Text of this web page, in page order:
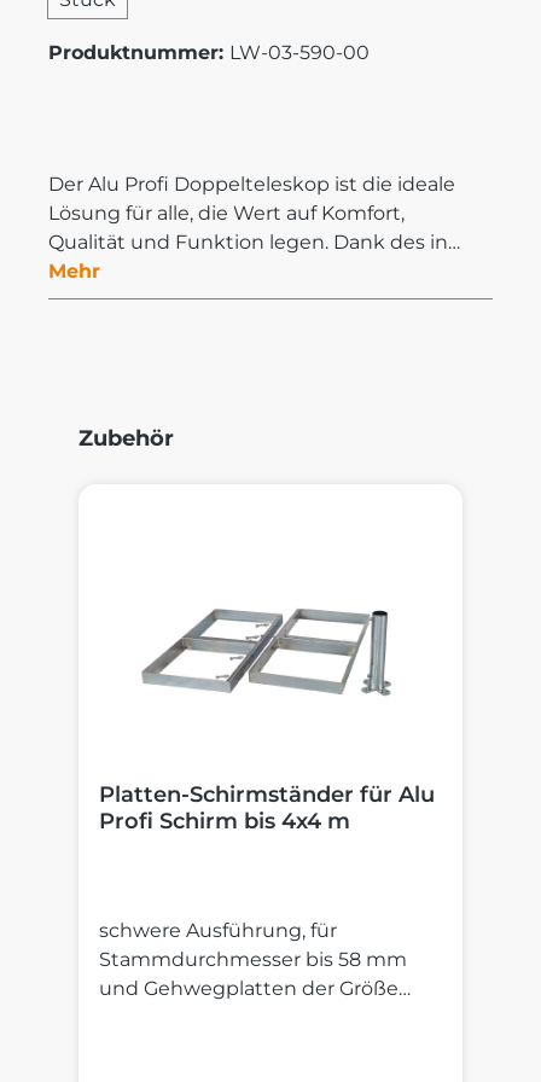
Produktnummer: LW-03-590-00
Der Alu Profi Doppelteleskop ist die ideale
Lösung für alle, die Wert auf Komfort,
Qualität und Funktion legen. Dank des in…
Mehr
Produktgalerie überspringen
Zubehör
Platten-Schirmständer für Alu
Profi Schirm bis 4x4 m
schwere Ausführung, für
Stammdurchmesser bis 58 mm
und Gehwegplatten der Größe